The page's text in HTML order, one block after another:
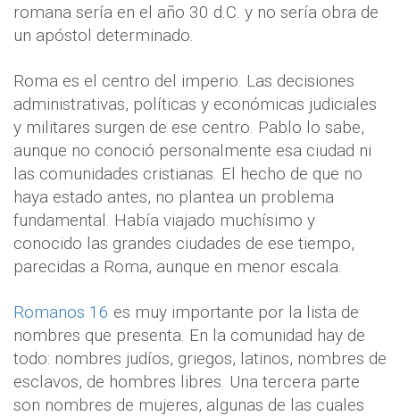
romana sería en el año 30 d.C. y no sería obra de
un apóstol determinado.
Roma es el centro del imperio. Las decisiones
administrativas, políticas y económicas judiciales
y militares surgen de ese centro. Pablo lo sabe,
aunque no conoció personalmente esa ciudad ni
las comunidades cristianas. El hecho de que no
haya estado antes, no plantea un problema
fundamental. Había viajado muchísimo y
conocido las grandes ciudades de ese tiempo,
parecidas a Roma, aunque en menor escala.
Romanos 16 es muy importante por la lista de
nombres que presenta. En la comunidad hay de
todo: nombres judíos, griegos, latinos, nombres de
esclavos, de hombres libres. Una tercera parte
son nombres de mujeres, algunas de las cuales